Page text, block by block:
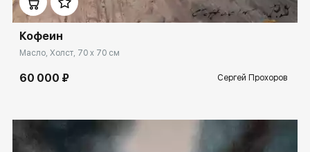
Кофеин
Масло, Холст, 70 x 70 см
60 000 ₽ Сергей Прохоров